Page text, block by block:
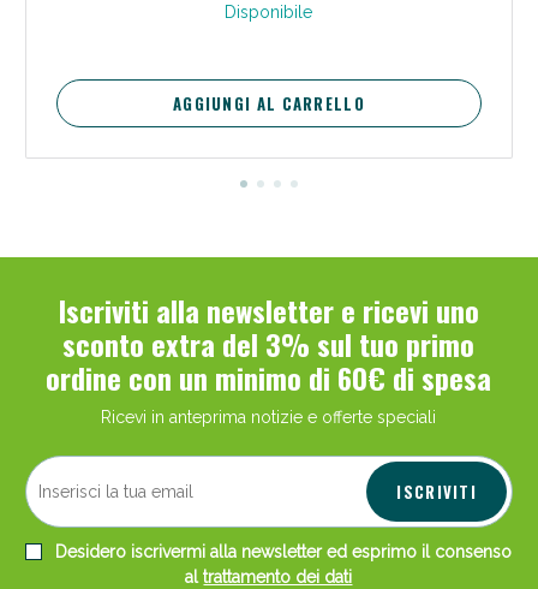
Disponibile
AGGIUNGI AL CARRELLO
Iscriviti alla newsletter e ricevi uno
sconto extra del 3% sul tuo primo
ordine con un minimo di 60€ di spesa
Ricevi in anteprima notizie e offerte speciali
ISCRIVITI
Desidero iscrivermi alla newsletter ed esprimo il consenso
altrattamento dei dati